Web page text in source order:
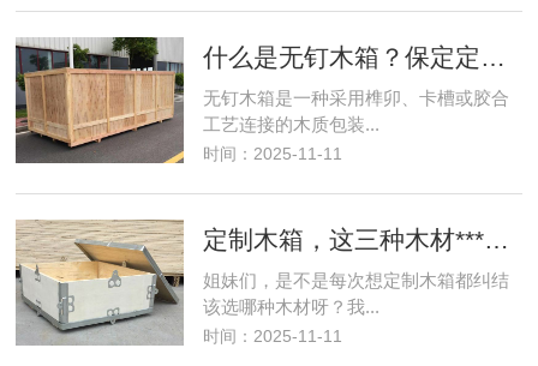
什么是无钉木箱？保定定制实拍揭秘
无钉木箱是一种采用榫卯、卡槽或胶合
工艺连接的木质包装...
时间：2025-11-11
定制木箱，这三种木材***值得推荐！
姐妹们，是不是每次想定制木箱都纠结
该选哪种木材呀？我...
时间：2025-11-11